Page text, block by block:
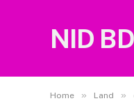
NID
Home » Land »